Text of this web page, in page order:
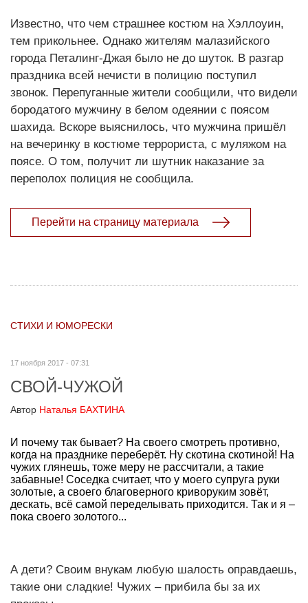
Известно, что чем страшнее костюм на Хэллоуин,
тем прикольнее. Однако жителям малазийского
города Петалинг-Джая было не до шуток. В разгар
праздника всей нечисти в полицию поступил
звонок. Перепуганные жители сообщили, что видели
бородатого мужчину в белом одеянии с поясом
шахида. Вскоре выяснилось, что мужчина пришёл
на вечеринку в костюме террориста, с муляжом на
поясе. О том, получит ли шутник наказание за
переполох полиция не сообщила.
Перейти на страницу материала
СТИХИ И ЮМОРЕСКИ
17 ноября 2017 - 07:31
СВОЙ-ЧУЖОЙ
Автор Наталья БАХТИНА
И почему так бывает? На своего смотреть противно,
когда на празднике переберёт. Ну скотина скотиной! На
чужих глянешь, тоже меру не рассчитали, а такие
забавные! Соседка считает, что у моего супруга руки
золотые, а своего благоверного криворуким зовёт,
дескать, всё самой переделывать приходится. Так и я –
пока своего золотого...
А дети? Своим внукам любую шалость оправдаешь,
такие они сладкие! Чужих – прибила бы за их